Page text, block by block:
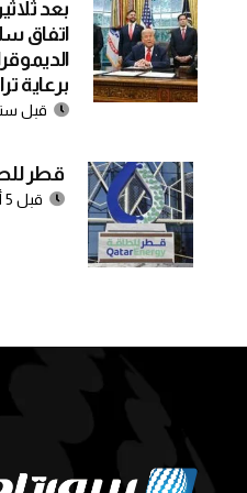
بعد
اتفاق
برعاية
قبل
قطر
قبل 5 أشهر